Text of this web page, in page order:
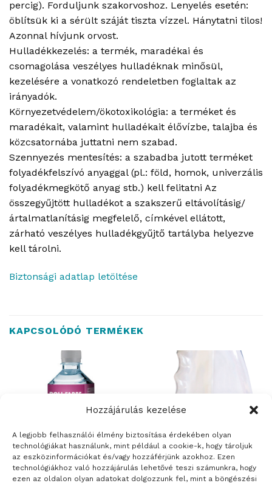
Hozzájárulás kezelése
A legjobb felhasználói élmény biztosítása érdekében olyan
technológiákat használunk, mint például a cookie-k, hogy tároljuk
az eszközinformációkat és/vagy hozzáférjünk azokhoz. Ezen
technológiákhoz való hozzájárulás lehetővé teszi számunkra, hogy
ezen az oldalon olyan adatokat dolgozzunk fel, mint a böngészési
percig). Forduljunk szakorvoshoz. Lenyelés esetén:
öblítsük ki a sérült száját tiszta vízzel. Hánytatni tilos!
Azonnal hívjunk orvost.
Hulladékkezelés: a termék, maradékai és
csomagolása veszélyes hulladéknak minősül,
kezelésére a vonatkozó rendeletben foglaltak az
irányadók.
Környezetvédelem/ökotoxikológia: a terméket és
maradékait, valamint hulladékait élővízbe, talajba és
közcsatornába juttatni nem szabad.
Szennyezés mentesítés: a szabadba jutott terméket
folyadékfelszívó anyaggal (pl.: föld, homok, univerzális
folyadékmegkötő anyag stb.) kell felitatni Az
összegyűjtött hulladékot a szakszerű eltávolításig/
ártalmatlanításig megfelelő, címkével ellátott,
zárható veszélyes hulladékgyűjtő tartályba helyezve
kell tárolni.
Biztonsági adatlap letöltése
KAPCSOLÓDÓ TERMÉKEK
FESTÉKEK TISZTÍTÓSZEREK